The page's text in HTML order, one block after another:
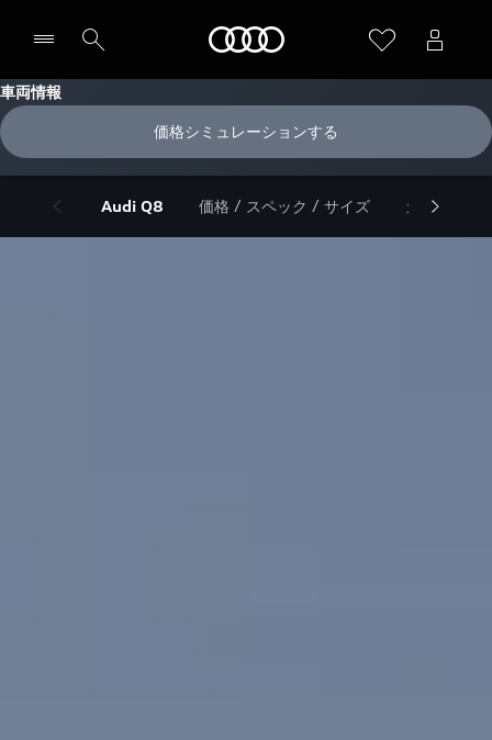
車両情報
価格シミュレーションする
Audi Q8 価格 / スペック / サイズ カタログ